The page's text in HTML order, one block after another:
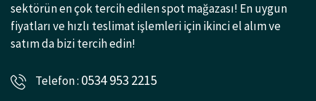
sektörün en çok tercih edilen spot mağazası! En uygun
fiyatları ve hızlı teslimat işlemleri için ikinci el alım ve
satım da bizi tercih edin!
Telefon : 0534 953 2215